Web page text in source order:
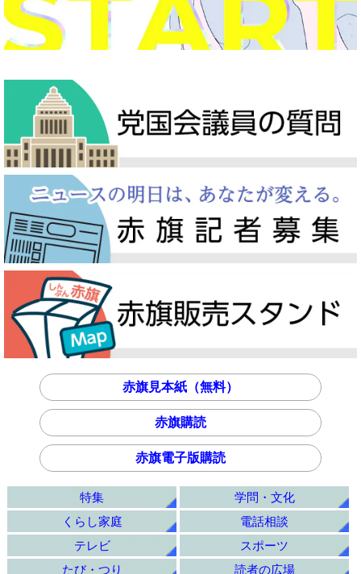
赤旗見本紙（無料）
赤旗購読
赤旗電子版購読
特集
学問・文化
くらし家庭
電話相談
テレビ
スポーツ
たび・つり
読者の広場